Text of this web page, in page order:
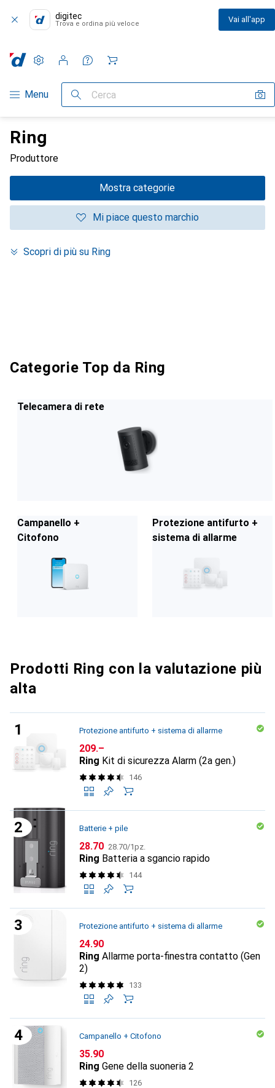
digitec
Trova e ordina più veloce Vai all'app
Categoria Navigazione
Menu Cerca
Impostazioni
Conto cliente
Liste di confronto
Liste dei desideri
Carrello
Ring
Produttore
Mostra categorie
Mi piace questo marchio
Scopri di più su Ring
Categorie Top da Ring
Telecamera di rete
Campanello +
Citofono
Protezione antifurto +
sistema di allarme
Prodotti Ring con la valutazione più
alta
Protezione antifurto + sistema di allarme
CHF
209.–
Ring Kit di sicurezza Alarm (2a gen.)
146
Batterie + pile
CHF
28.70 CHF
28.70/1pz.
Ring Batteria a sgancio rapido
144
Protezione antifurto + sistema di allarme
CHF
24.90
Ring Allarme porta-finestra contatto (Gen
2)
133
Campanello + Citofono
CHF
35.90
Ring Gene della suoneria 2
126